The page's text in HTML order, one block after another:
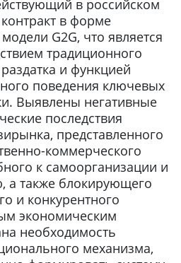
в российском
в форме
G2G, что является
традиционного
и функцией
поведения ключевых
Выявлены негативные
последствия
представленного
коммерческого
к самоорганизации и
а также блокирующего
и конкурентного
экономическим
необходимость
механизма,